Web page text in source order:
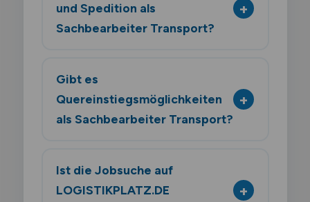
und Spedition als
Sachbearbeiter Transport?
Gibt es
Quereinstiegsmöglichkeiten
als Sachbearbeiter Transport?
Ist die Jobsuche auf
LOGISTIKPLATZ.DE